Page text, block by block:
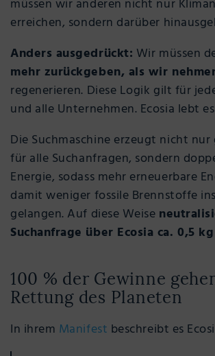
müssen wir anderen nicht nur
erreichen, sondern darüber
Anders ausgedrückt: Wir müssen
mehr zurückgeben, als wir
regenerieren. Diese Logik gilt für
und alle Unternehmen. Ecosia lebt
Die Suchmaschine erzeugt nicht nur
für alle Suchanfragen, sondern
Energie, sodass mehr erneuerbare
damit weniger fossile Brennstoffe
gelangen. Auf diese Weise
Suchanfrage über Ecosia ca. 0,5
100 % der Gewinne
Rettung des Planeten
In ihrem Manifest beschreibt es